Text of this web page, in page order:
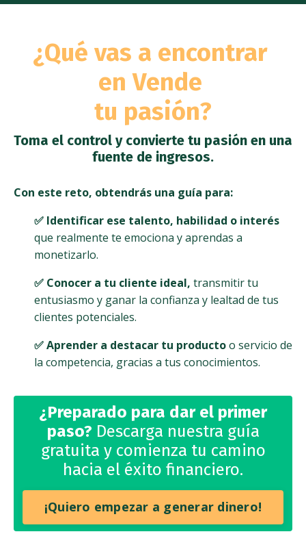
¿Qué vas a encontrar
en Vende
tu pasión?
Toma el control y convierte tu pasión en una
fuente de ingresos.
Con este reto, obtendrás una guía para:
✅ Identificar ese talento, habilidad o interés
que realmente te emociona y aprendas a
monetizarlo.
✅ Conocer a tu cliente ideal, transmitir tu
entusiasmo y ganar la confianza y lealtad de tus
clientes potenciales.
✅Aprender a destacar tu productoo servicio de
la competencia, gracias a tus conocimientos.
¿Preparado para dar el primer
paso? Descarga nuestra guía
gratuita y comienza tu camino
hacia el éxito financiero.
¡Quiero empezar a generar dinero!